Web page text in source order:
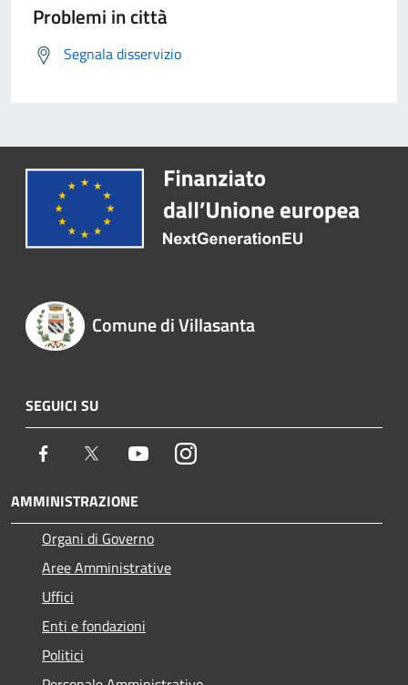
Problemi in città
Segnala disservizio
Comune di Villasanta
SEGUICI SU
Facebook Twitter YoutubeInstagram
AMMINISTRAZIONE
Organi di Governo
Aree Amministrative
Uffici
Enti e fondazioni
Politici